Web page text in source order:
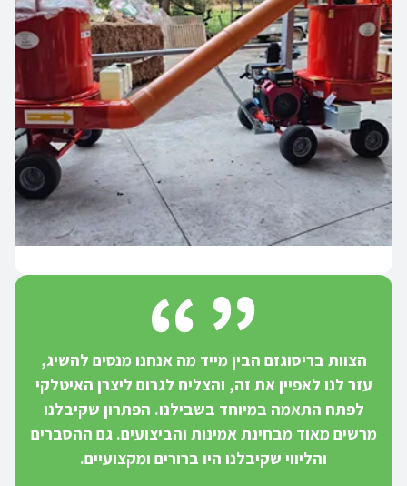
הצוות בריסוגזם הבין מייד מה אנחנו מנסים להשיג,
עזר לנו לאפיין את זה, והצליח לגרום ליצרן האיטלקי
לפתח התאמה במיוחד בשבילנו. הפתרון שקיבלנו
מרשים מאוד מבחינת אמינות והביצועים. גם ההסברים
והליווי שקיבלנו היו ברורים ומקצועיים.